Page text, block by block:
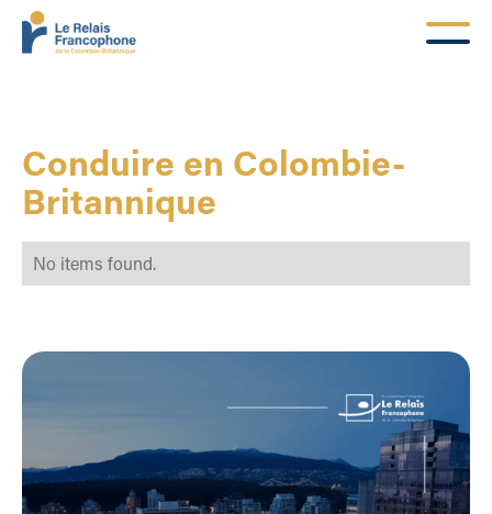
Conduire en Colombie-
Britannique
No items found.